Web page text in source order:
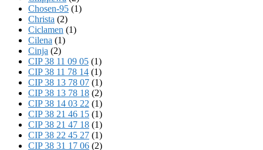
Chosen-95 (1)
Christa (2)
Ciclamen (1)
Cilena (1)
Cinja (2)
CIP 38 11 09 05 (1)
CIP 38 11 78 14 (1)
CIP 38 13 78 07 (1)
CIP 38 13 78 18 (2)
CIP 38 14 03 22 (1)
CIP 38 21 46 15 (1)
CIP 38 21 47 18 (1)
CIP 38 22 45 27 (1)
CIP 38 31 17 06 (2)